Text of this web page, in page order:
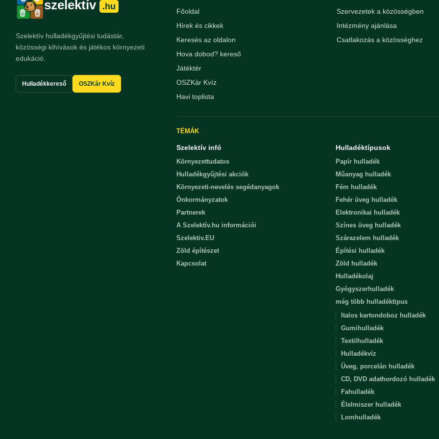
szelektív .hu
Szelektív hulladékgyűjtési tudástár,
közösségi kihívások és játékos környezeti
edukáció.
Hulladékkereső OSZKár Kvíz
Főoldal
Hírek és cikkek
Keresés az oldalon
Hova dobod? kereső
Játéktér
OSZKár Kvíz
Havi toplista
Szervezetek a közösségben
Intézmény ajánlása
Csatlakozás a közösséghez
TÉMÁK
Szelektív infó
Környezettudatos
Hulladékgyűjtési akciók
Környezeti-nevelés segédanyagok
Önkormányzatok
Partnerek
A Szelektív.hu információi
Szelektiv.EU
Zöld építészet
Kapcsolat
Hulladéktípusok
Papír hulladék
Műanyag hulladék
Fém hulladék
Fehér üveg hulladék
Elektronikai hulladék
Színes üveg hulladék
Szárazelem hulladék
Építési hulladék
Zöld hulladék
Hulladékolaj
Gyógyszerhulladék
még több hulladéktipus
Italos kartondoboz hulladék
Gumihulladék
Textilhulladék
Hulladékvíz
Üveg, porcelán hulladék
CD, DVD adathordozó hulladék
Fahulladék
Élelmiszer hulladék
Lomhulladék